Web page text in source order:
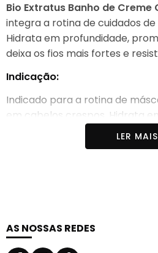
Bio Extratus Banho de Creme
integra a rotina de cuidados
Hidrata em profundidade,
deixa os fios mais fortes e
Indicação:
Indicado para a rotina de
em cabelos crespos. Hidrata
promove nutrição intensa e
A linha une a força
mosqueta e do óleo de
LER MAIS
AS NOSSAS REDES